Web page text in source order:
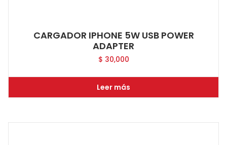
CARGADOR IPHONE 5W USB POWER
ADAPTER
$ 30,000
Leer más